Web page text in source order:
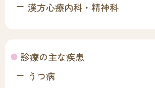
漢方心療内科・精神科
診療の主な疾患
うつ病